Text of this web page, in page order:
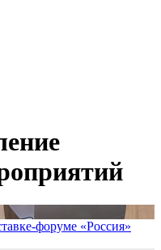
форуме «Россия»